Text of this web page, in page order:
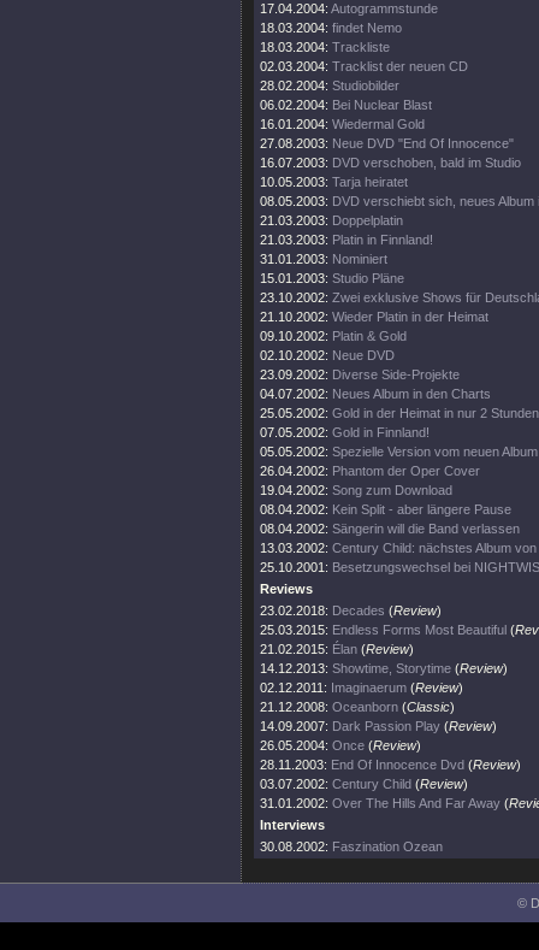
17.04.2004: Autogrammstunde
18.03.2004: findet Nemo
18.03.2004: Trackliste
02.03.2004: Tracklist der neuen CD
28.02.2004: Studiobilder
06.02.2004: Bei Nuclear Blast
16.01.2004: Wiedermal Gold
27.08.2003: Neue DVD "End Of Innocence"
16.07.2003: DVD verschoben, bald im Studio
10.05.2003: Tarja heiratet
08.05.2003: DVD verschiebt sich, neues Album
21.03.2003: Doppelplatin
21.03.2003: Platin in Finnland!
31.01.2003: Nominiert
15.01.2003: Studio Pläne
23.10.2002: Zwei exklusive Shows für
21.10.2002: Wieder Platin in der Heimat
09.10.2002: Platin & Gold
02.10.2002: Neue DVD
23.09.2002: Diverse Side-Projekte
04.07.2002: Neues Album in den Charts
25.05.2002: Gold in der Heimat in nur 2 Stunden
07.05.2002: Gold in Finnland!
05.05.2002: Spezielle Version vom neuen Album
26.04.2002: Phantom der Oper Cover
19.04.2002: Song zum Download
08.04.2002: Kein Split - aber längere Pause
08.04.2002: Sängerin will die Band verlassen
13.03.2002: Century Child: nächstes Album
25.10.2001: Besetzungswechsel bei
Reviews
23.02.2018: Decades (Review)
25.03.2015: Endless Forms Most Beautiful (
21.02.2015: Élan (Review)
14.12.2013: Showtime, Storytime (Review)
02.12.2011: Imaginaerum (Review)
21.12.2008: Oceanborn (Classic)
14.09.2007: Dark Passion Play (Review)
26.05.2004: Once (Review)
28.11.2003: End Of Innocence Dvd (Review)
03.07.2002: Century Child (Review)
31.01.2002: Over The Hills And Far Away (
Interviews
30.08.2002: Faszination Ozean
©